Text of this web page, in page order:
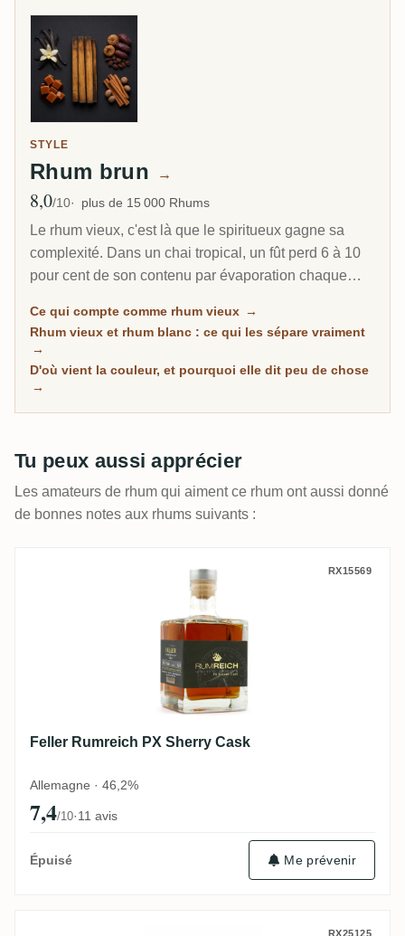
STYLE
Rhum brun →
Note moyenne
8,0/10 plus de 15 000 Rhums
Le rhum vieux, c'est là que le spiritueux gagne sa
complexité. Dans un chai tropical, un fût perd 6 à 10
pour cent de son contenu par évaporation chaque
peut sembler plus profond qu'un scotch de 20 ans.
Cette page rassemble tous les rhums de RumX qui
ont passé un vrai séjour sous bois, avec les notes de
la communauté pour distinguer les rhums vraiment
mûrs des rhums simplement foncés.
Ce qui compte comme rhum vieux →
Rhum vieux et rhum blanc : ce qui les sépare vraiment
→
D'où vient la couleur, et pourquoi elle dit peu de chose
→
Tu peux aussi apprécier
Les amateurs de rhum qui aiment ce rhum ont aussi donné
de bonnes notes aux rhums suivants :
Feller Rumreich PX Sherry Cask RX15569
Feller Rumreich PX Sherry Cask
Allemagne · 46,2%
7,4/10·11 avis
Épuisé Me prévenir
RX25125